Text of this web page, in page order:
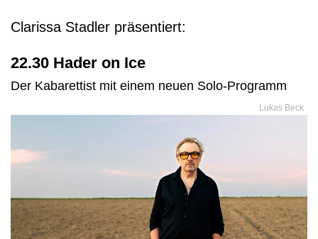
Clarissa Stadler präsentiert:
22.30 Hader on Ice
Der Kabarettist mit einem neuen Solo-Programm
Lukas Beck